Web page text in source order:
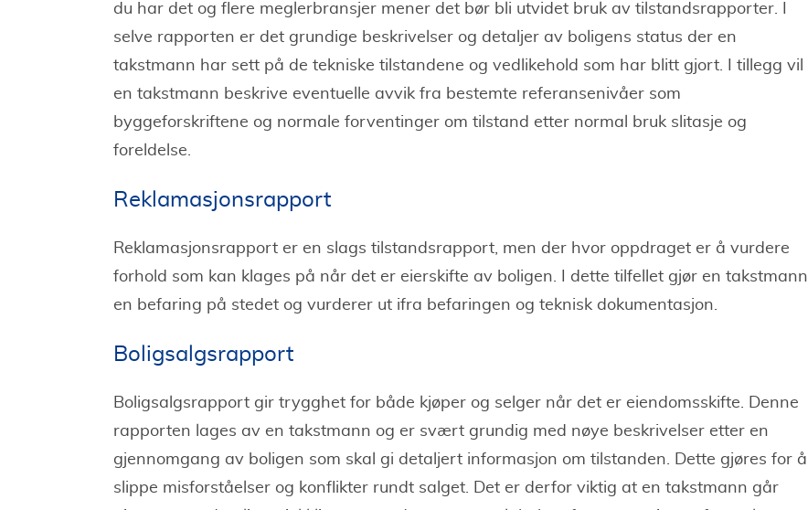
du har det og flere meglerbransjer mener det bør bli utvidet bruk av tilstandsrapporter. I
selve rapporten er det grundige beskrivelser og detaljer av boligens status der en
takstmann har sett på de tekniske tilstandene og vedlikehold som har blitt gjort. I tillegg vil
en takstmann beskrive eventuelle avvik fra bestemte referansenivåer som
byggeforskriftene og normale forventinger om tilstand etter normal bruk slitasje og
foreldelse.
Reklamasjonsrapport
Reklamasjonsrapport er en slags tilstandsrapport, men der hvor oppdraget er å vurdere
forhold som kan klages på når det er eierskifte av boligen. I dette tilfellet gjør en takstmann
en befaring på stedet og vurderer ut ifra befaringen og teknisk dokumentasjon.
Boligsalgsrapport
Boligsalgsrapport gir trygghet for både kjøper og selger når det er eiendomsskifte. Denne
rapporten lages av en takstmann og er svært grundig med nøye beskrivelser etter en
gjennomgang av boligen som skal gi detaljert informasjon om tilstanden. Dette gjøres for å
slippe misforståelser og konflikter rundt salget. Det er derfor viktig at en takstmann går